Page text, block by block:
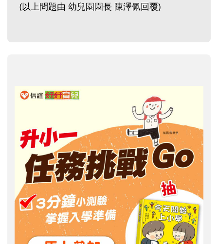
(以上問題由 幼兒園園長 陳澤佩回覆)